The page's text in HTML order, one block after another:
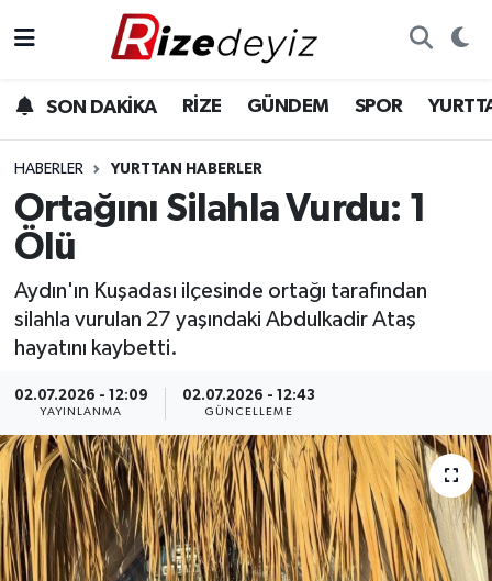
SON DAKİKA RİZE GÜNDEM SPOR
HABERLER YURTTAN HABERLER
Ortağını Silahla Vurdu: 1
Ölü
Aydın'ın Kuşadası ilçesinde ortağı tarafından
silahla vurulan 27 yaşındaki Abdulkadir Ataş
hayatını kaybetti.
02.07.2026 - 12:09
YAYINLANMA
02.07.2026 - 12:43
GÜNCELLEME
Gündem
Yurttan Haberler
Ekonomi
Teknoloji
Sağlık
Rize Hava Durumu
Rize Trafik Yoğunluk Haritası
Süper Lig Puan Durumu ve Fikstür
Tüm Manşetler
Son Dakika Haberleri
Haber Arşivi